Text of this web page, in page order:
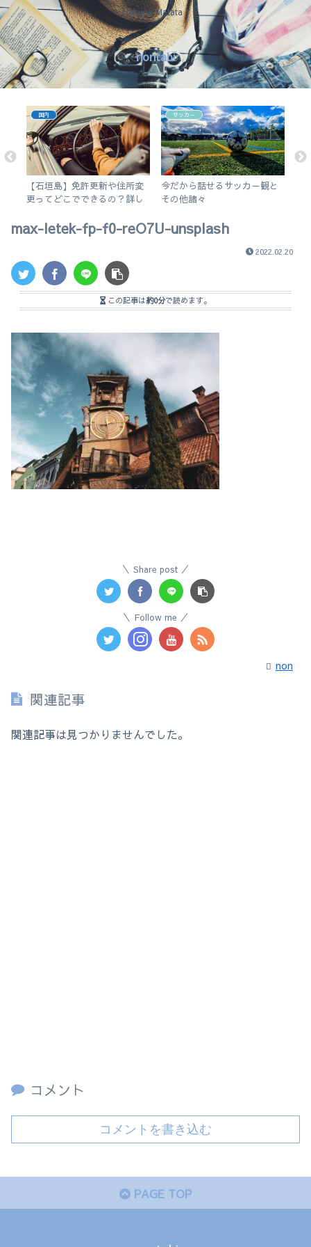
Hakuna Matata !
nontabi
国内
【石垣島】免許更新や住所変
更ってどこでできるの？詳し
サッカー
今だから話せるサッカー観と
その他諸々
max-letek-fp-f0-reO7U-unsplash
2022.02.20
この記事は約0分で読めます。
Share post
Follow me
non
関連記事
関連記事は見つかりませんでした。
コメント
コメントを書き込む
PAGE TOP